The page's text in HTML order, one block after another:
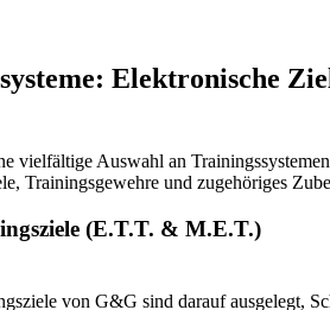
Elektronische
vielfältige Auswahl an
Trainingsgewehre und zugehöriges
(E.T.T. & M.E.T.)
von G&G sind darauf ausgelegt,